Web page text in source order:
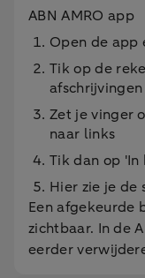
ABN AMRO app
Open de app
Tik op de
Zet je vinger
naar links
Tik dan op
Hier zie je de
Een afgekeurde
zichtbaar. In de
eerder